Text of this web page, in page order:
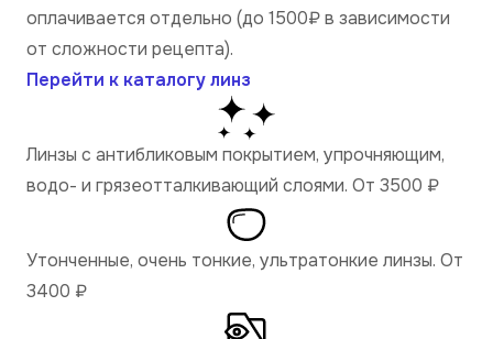
оплачивается отдельно (до 1500₽ в зависимости
от сложности рецепта).
Перейти к каталогу линз
Линзы с антибликовым покрытием, упрочняющим,
водо- и грязеотталкивающий слоями. От 3500 ₽
Утонченные, очень тонкие, ультратонкие линзы. От
3400 ₽